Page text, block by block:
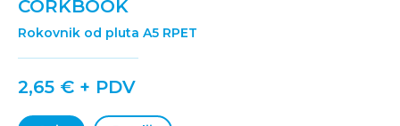
CORKBOOK
Rokovnik od pluta A5 RPET
2,65 € + PDV